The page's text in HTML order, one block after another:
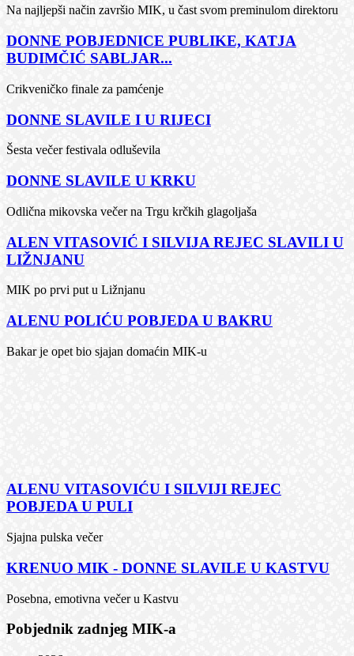
Na najljepši način završio MIK, u čast svom preminulom direktoru
DONNE POBJEDNICE PUBLIKE, KATJA
BUDIMČIĆ SABLJAR...
Crikveničko finale za pamćenje
DONNE SLAVILE I U RIJECI
Šesta večer festivala odluševila
DONNE SLAVILE U KRKU
Odlična mikovska večer na Trgu krčkih glagoljaša
ALEN VITASOVIĆ I SILVIJA REJEC SLAVILI U
LIŽNJANU
MIK po prvi put u Ližnjanu
ALENU POLIĆU POBJEDA U BAKRU
Bakar je opet bio sjajan domaćin MIK-u
ALENU VITASOVIĆU I SILVIJI REJEC
POBJEDA U PULI
Sjajna pulska večer
KRENUO MIK - DONNE SLAVILE U KASTVU
Posebna, emotivna večer u Kastvu
Pobjednik zadnjeg MIK-a